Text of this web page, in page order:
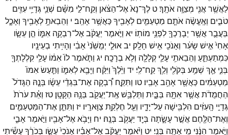
לַאֲשֶׁ֥ראֲנִ֖י מְצַוָּ֥ה אֹתָֽךְ׃ט לֶךְ־נָא֙אֶל־הַצֹּ֔אן וְקַֽח־לִ֣י מִשָּׁ֗ם שְׁנֵ֛י גְּדָיֵ֥י עִזִּ֖ים
טֹבִ֑ים וְאֶֽעֱשֶׂ֨ה אֹתָ֧ם מַטְעַמִּ֛ים לְאָבִ֖יךָכַּאֲשֶׁ֥ראָהֵֽב׃ י וְהֵבֵאתָ֥לְאָבִ֖יךָ וְאָכָ֑ל
בַּעֲבֻ֛ראֲשֶׁ֥ר יְבָרֶכְךָ֖לִפְנֵ֥י מוֹתֽוֹ׃ יא וַיֹּ֣אמֶר יַעֲקֹ֔באֶל־רִבְקָ֖ה אִמּ֑וֹ הֵ֣ן עֵשָׂ֤ו
אָחִי֙אִ֣ישׁ שָׂעִ֔ר וְאָנֹכִ֖י אִ֥ישׁ חָלָֽק׃ יבאוּלַ֤י יְמֻשֵּׁ֙נִי֙אָבִ֔י וְהָיִ֥יתִי בְעֵינָ֖יו
כִּמְתַעְתֵּ֑עַ וְהֵבֵאתִ֥י עָלַ֛י קְלָלָ֖ה וְלֹ֥א בְרָכָֽה׃ יג וַתֹּ֤אמֶרלוֹ֙אִמּ֔וֹ עָלַ֥י קִלְלָתְךָ֖
בְּנִ֑י אַ֛ךְ שְׁמַ֥ע בְּקֹלִ֖י וְלֵ֥ךְקַֽח־לִֽי׃ יד וַיֵּ֙לֶךְ֙ וַיִּקַּ֔ח וַיָּבֵ֖אלְאִמּ֑וֹ וַתַּ֤עַשׂאִמּוֹ֙
מַטְעַמִּ֔ים כַּאֲשֶׁ֖ראָהֵ֥באָבִֽיו׃ טו וַתִּקַּ֣ח רִ֠בְקָה אֶת־בִּגְדֵ֨י עֵשָׂ֜ו בְּנָ֤הּ הַגָּדֹל֙
הַחֲמֻדֹ֔תאֲשֶׁ֥ראִתָּ֖הּ בַּבָּ֑יִת וַתַּלְבֵּ֥שׁאֶֽת־יַעֲקֹ֖ב בְּנָ֥הּ הַקָּטָֽן׃ טז וְאֵ֗תעֹרֹת֙
גְּדָיֵ֣י הָֽעִזִּ֔ים הִלְבִּ֖ישָׁה עַל־יָדָ֑יו וְעַ֖ל חֶלְקַ֥ת צַוָּארָֽיו׃ יז וַתִּתֵּ֧ן אֶת־הַמַּטְעַמִּ֛ים
וְאֶת־הַלֶּ֖חֶם אֲשֶׁ֣רעָשָׂ֑תָה בְּיַ֖ד יַעֲקֹ֥ב בְּנָֽהּ׃ יח וַיָּבֹ֥אאֶל־אָבִ֖יו וַיֹּ֣אמֶראָבִ֑י
וַיֹּ֣אמֶר הִנֶּ֔נִּי מִ֥י אַתָּ֖ה בְּנִֽי׃ יט וַיֹּ֨אמֶר יַעֲקֹ֜באֶל־אָבִ֗יו אָנֹכִי֙עֵשָׂ֣ו בְּכֹרֶ֔ךָעָשִׂ֕יתִי